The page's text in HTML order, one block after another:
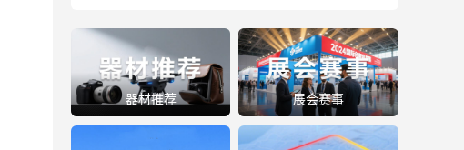
器材推荐 展会赛事